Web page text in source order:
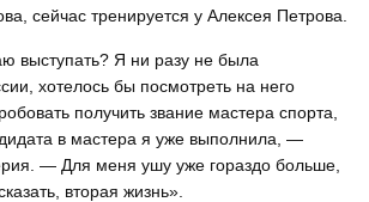
сейчас тренируется у Алексея Петрова.
выступать? Я ни разу не была
хотелось бы посмотреть на него
получить звание мастера спорта,
в мастера я уже выполнила, —
— Для меня ушу уже гораздо больше,
вторая жизнь».